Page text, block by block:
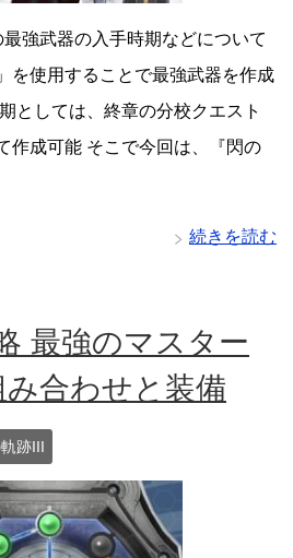
強武器の入手時期などについて
を使用することで最強武器を作成
としては、終章の分校クエスト
作成可能 そこで今回は、『閃の
続きを読む
最強のマスター
合わせと装備
跡III